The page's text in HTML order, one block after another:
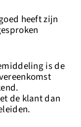
heeft zijn
is de
de klant dan